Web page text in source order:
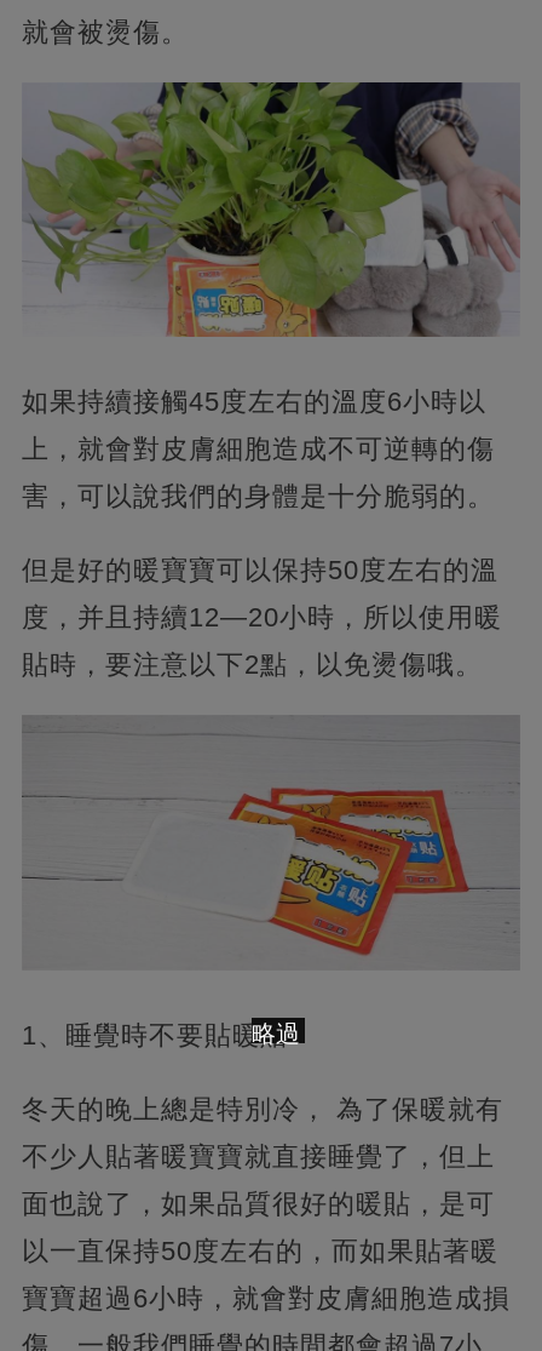
就會被燙傷。
如果持續接觸45度左右的溫度6小時以
上，就會對皮膚細胞造成不可逆轉的傷
害，可以說我們的身體是十分脆弱的。
但是好的暖寶寶可以保持50度左右的溫
度，并且持續12—20小時，所以使用暖
貼時，要注意以下2點，以免燙傷哦。
1、睡覺時不要貼暖貼
冬天的晚上總是特別冷， 為了保暖就有
不少人貼著暖寶寶就直接睡覺了，但上
面也說了，如果品質很好的暖貼，是可
以一直保持50度左右的，而如果貼著暖
寶寶超過6小時，就會對皮膚細胞造成損
略過